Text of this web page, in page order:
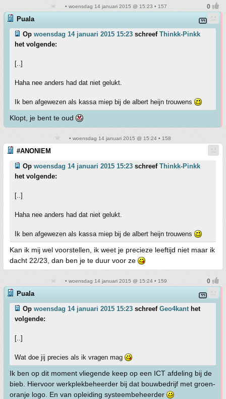
• woensdag 14 januari 2015 @ 15:23 • 157
Puala
Op woensdag 14 januari 2015 15:23 schreef Thinkk-Pinkk
het volgende:
[..]
Haha nee anders had dat niet gelukt.
Ik ben afgewezen als kassa miep bij de albert heijn trouwens
Klopt, je bent te oud
• woensdag 14 januari 2015 @ 15:24 • 158
#ANONIEM
Op woensdag 14 januari 2015 15:23 schreef Thinkk-Pinkk
het volgende:
[..]
Haha nee anders had dat niet gelukt.
Ik ben afgewezen als kassa miep bij de albert heijn trouwens
Kan ik mij wel voorstellen, ik weet je precieze leeftijd niet maar ik
dacht 22/23, dan ben je te duur voor ze
• woensdag 14 januari 2015 @ 15:24 • 159
Puala
Op woensdag 14 januari 2015 15:23 schreef Geo4kanthet
volgende:
[..]
Wat doe jij precies als ik vragen mag
Ik ben op dit moment vliegende keep op een ICT afdeling bij de
bieb. Hiervoor werkplekbeheerder bij dat bouwbedrijf met groen-
oranje logo. En van opleiding systeembeheerder